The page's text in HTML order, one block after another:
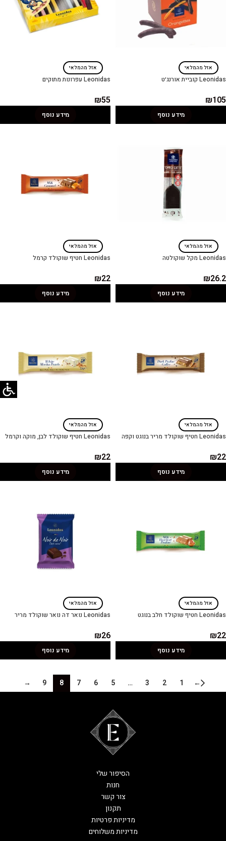
אזל מהמלאי
Leonidas קוביית אורנג׳ט
₪105
מידע נוסף
אזל מהמלאי
Leonidas עפרונות מתוקים
₪55
מידע נוסף
אזל מהמלאי
Leonidas מקל שוקולטה
₪26.2
מידע נוסף
אזל מהמלאי
Leonidas חטיף שוקולד קרמל
₪22
מידע נוסף
אזל מהמלאי
Leonidas חטיף שוקולד מריר בנוגט וקפה
₪22
מידע נוסף
אזל מהמלאי
Leonidas חטיף שוקולד לבן, מוקה וקרמל
₪22
מידע נוסף
אזל מהמלאי
Leonidas חטיף שוקולד חלב בנוגט
₪22
מידע נוסף
אזל מהמלאי
Leonidas נואר דה נואר שוקולד מריר
₪26
מידע נוסף
←
1
2
3
…
5
6
7
8
9
→
הסיפור שלי
חנות
צור קשר
תקנון
מדיניות פרטיות
מדיניות משלוחים